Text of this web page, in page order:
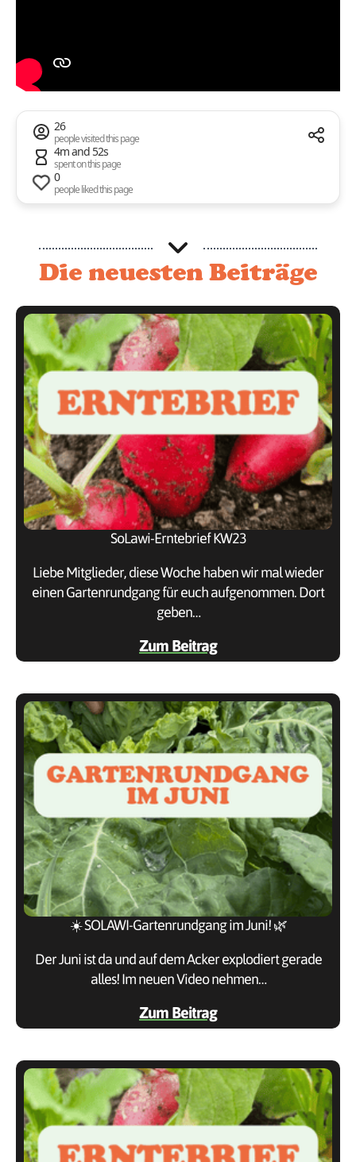
26
people visited this page
4m and 52s
spent on this page
0
people liked this page
Die neuesten Beiträge
SoLawi-Erntebrief KW23
Liebe Mitglieder, diese Woche haben wir mal wieder
einen Gartenrundgang für euch aufgenommen. Dort
geben…
Zum Beitrag
☀️ SOLAWI-Gartenrundgang im Juni! 🌿
Der Juni ist da und auf dem Acker explodiert gerade
alles! Im neuen Video nehmen…
Zum Beitrag